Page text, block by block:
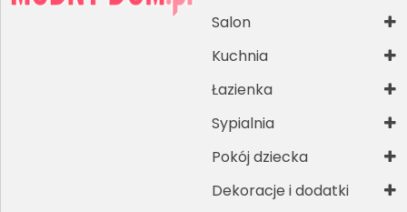
Salon
Kuchnia
Łazienka
Sypialnia
Pokój dziecka
Dekoracje i dodatki